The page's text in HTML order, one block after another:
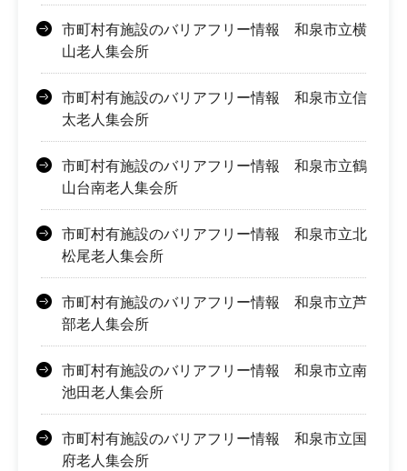
市町村有施設のバリアフリー情報 和泉市立横
山老人集会所
市町村有施設のバリアフリー情報 和泉市立信
太老人集会所
市町村有施設のバリアフリー情報 和泉市立鶴
山台南老人集会所
市町村有施設のバリアフリー情報 和泉市立北
松尾老人集会所
市町村有施設のバリアフリー情報 和泉市立芦
部老人集会所
市町村有施設のバリアフリー情報 和泉市立南
池田老人集会所
市町村有施設のバリアフリー情報 和泉市立国
府老人集会所